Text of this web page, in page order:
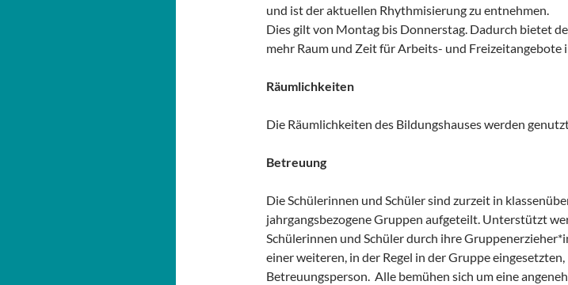
und ist der aktuellen Rhythmisierung zu entnehmen.
Dies gilt von Montag bis Donnerstag. Dadurch bietet
mehr Raum und Zeit für Arbeits- und Freizeitangebote
Räumlichkeiten
Die Räumlichkeiten des Bildungshauses werden
Betreuung
Die Schülerinnen und Schüler sind zurzeit in
jahrgangsbezogene Gruppen aufgeteilt. Unterstützt
Schülerinnen und Schüler durch ihre
einer weiteren, in der Regel in der Gruppe eingesetzten,
Betreuungsperson. Alle bemühen sich um eine